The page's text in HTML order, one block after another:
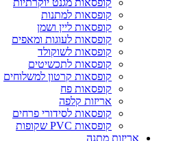
קופסאות מגנט יוקרתיות
קופסאות למתנות
קופסאות ליין ושמן
קופסאות לעוגות ומאפים
קופסאות לשוקולד
קופסאות לתכשיטים
קופסאות קרטון למשלוחים
קופסאות פח
אריזות קלפה
קופסאות לסידורי פרחים
קופסאות PVC שקופות
אריזות מתנה